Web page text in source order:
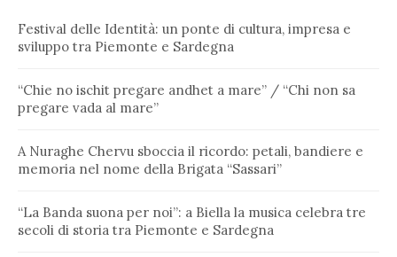
Festival delle Identità: un ponte di cultura, impresa e
sviluppo tra Piemonte e Sardegna
“Chie no ischit pregare andhet a mare” / “Chi non sa
pregare vada al mare”
A Nuraghe Chervu sboccia il ricordo: petali, bandiere e
memoria nel nome della Brigata “Sassari”
“La Banda suona per noi”: a Biella la musica celebra tre
secoli di storia tra Piemonte e Sardegna